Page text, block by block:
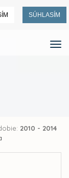
SÚHLASÍM
2010 - 2014